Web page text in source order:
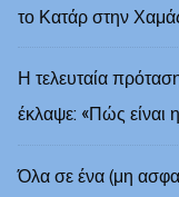
το Κατάρ στην
Η τελευταία
έκλαψε: «Πώς είναι
Όλα σε ένα (μη